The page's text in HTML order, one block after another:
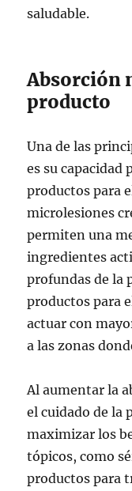
saludable.
Absorción
producto
Una de las
es su capacidad
productos para
microlesiones
permiten una
ingredientes
profundas de la
productos para
actuar con
a las zonas
Al aumentar la
el cuidado de la
maximizar los
tópicos, como
productos para